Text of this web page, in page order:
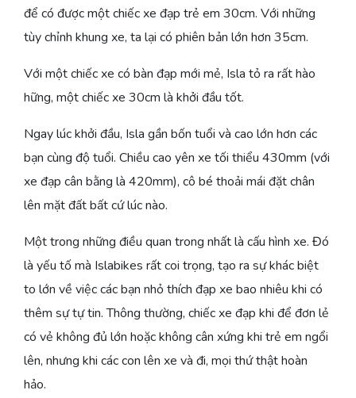
để có được một chiếc xe đạp trẻ em 30cm. Với những
tùy chỉnh khung xe, ta lại có phiên bản lớn hơn 35cm.
Với một chiếc xe có bàn đạp mới mẻ, Isla tỏ ra rất hào
hững, một chiếc xe 30cm là khởi đầu tốt.
Ngay lúc khởi đầu, Isla gần bốn tuổi và cao lớn hơn các
bạn cùng độ tuổi. Chiều cao yên xe tối thiểu 430mm (với
xe đạp cân bằng là 420mm), cô bé thoải mái đặt chân
lên mặt đất bất cứ lúc nào.
Một trong những điều quan trong nhất là cấu hình xe. Đó
là yếu tố mà Islabikes rất coi trọng, tạo ra sự khác biệt
to lớn về việc các bạn nhỏ thích đạp xe bao nhiêu khi có
thêm sự tự tin. Thông thường, chiếc xe đạp khi để đơn lẻ
có vẻ không đủ lớn hoặc không cân xứng khi trẻ em ngổi
lên, nhưng khi các con lên xe và đi, mọi thứ thật hoàn
hảo.